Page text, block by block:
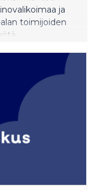
ja
toimijoiden